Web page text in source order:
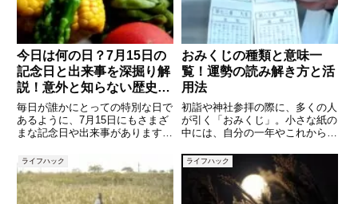
今日は何の日？7月15日の
記念日と出来事を深掘り解
説！意外と知らない歴史や
豆知識も紹介
毎日が誰かにとっての特別な日で
あるように、7月15日にもさまざ
まな記念日や出来事があります。
日、そして世界で起きたできごと
まで――今日はどんな日なのかを
深掘りしてみましょう。この記事
では、「7月15日」にまつわ
おみくじの種類と意味一
覧！運勢の読み解き方と活
用法
初詣や神社参拝の際に、多くの人
が引く「おみくじ」。小さな紙の
中には、自分の一年やこれからの
深く根付いた風習のひとつです。
しかし「大吉」「吉」「凶」など
の言葉は知っていても、それぞれ
の順位や本来の意味、引いた後の
ライフハック ライフハック